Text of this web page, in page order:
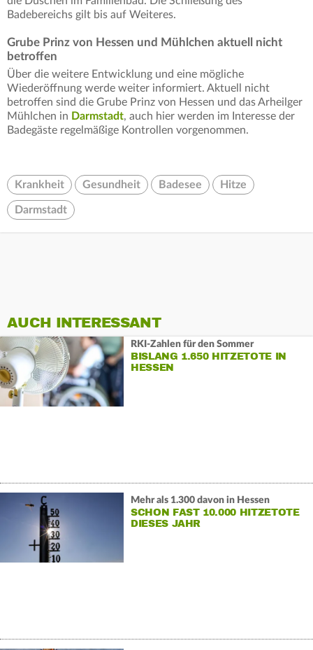
Badebereichs gilt bis auf Weiteres.
Grube Prinz von Hessen und Mühlchen aktuell nicht
betroffen
Über die weitere Entwicklung und eine mögliche
Wiederöffnung werde weiter informiert. Aktuell nicht
betroffen sind die Grube Prinz von Hessen und das Arheilger
Mühlchen in Darmstadt, auch hier werden im Interesse der
Badegäste regelmäßige Kontrollen vorgenommen.
Krankheit Gesundheit Badesee Hitze
Darmstadt
AUCH INTERESSANT
RKI-Zahlen für den Sommer
BISLANG 1.650 HITZETOTE IN
HESSEN
Mehr als 1.300 davon in Hessen
SCHON FAST 10.000 HITZETOTE
DIESES JAHR